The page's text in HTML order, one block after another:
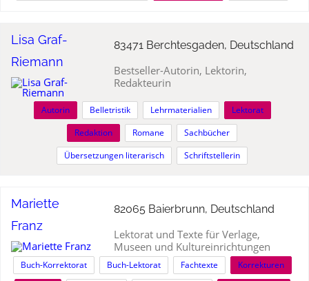
Lisa Graf-
Riemann
83471 Berchtesgaden, Deutschland
Bestseller-Autorin, Lektorin,
Redakteurin
Autorin Belletristik Lehrmaterialien
Lektorat
Redaktion
Romane
Sachbücher
Übersetzungen literarisch
Schriftstellerin
Mariette
Franz
82065 Baierbrunn, Deutschland
Lektorat und Texte für Verlage,
Museen und Kultureinrichtungen
Buch-Korrektorat Buch-Lektorat Fachtexte
Korrekturen